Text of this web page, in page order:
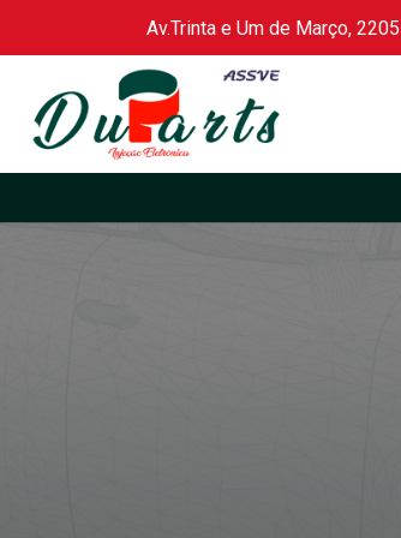
content
Av.Trinta e Um de Março, 2205